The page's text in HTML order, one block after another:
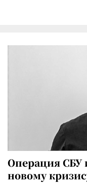
Операция СБУ
новому